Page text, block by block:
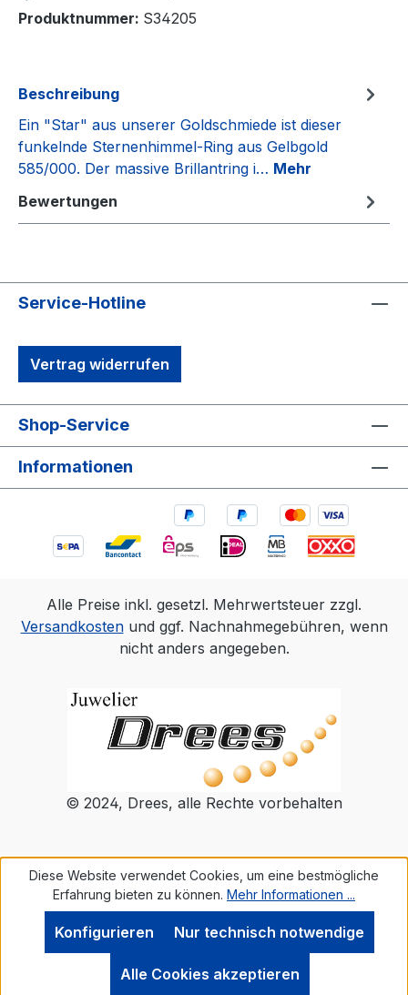
Produktnummer: S34205
Beschreibung
Ein "Star" aus unserer Goldschmiede ist dieser
funkelnde Sternenhimmel-Ring aus Gelbgold
585/000. Der massive Brillantring i… Mehr
Bewertungen
Service-Hotline
Vertrag widerrufen
Shop-Service
Informationen
Alle Preise inkl. gesetzl. Mehrwertsteuer zzgl.
Versandkostenund ggf. Nachnahmegebühren, wenn
nicht anders angegeben.
© 2024, Drees, alle Rechte vorbehalten
Diese Website verwendet Cookies, um eine bestmögliche
Erfahrung bieten zu können. Mehr Informationen ...
Nur technisch notwendige
Konfigurieren
Alle Cookies akzeptieren